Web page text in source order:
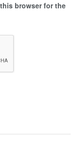
browser for the